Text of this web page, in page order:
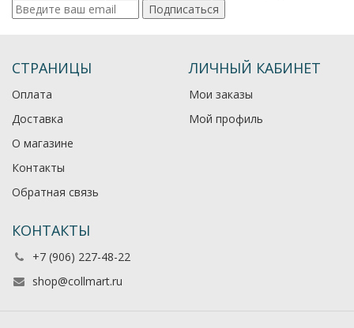
Подписаться
СТРАНИЦЫ
Оплата
Доставка
О магазине
Контакты
Обратная связь
ЛИЧНЫЙ КАБИНЕТ
Мои заказы
Мой профиль
КОНТАКТЫ
+7 (906) 227-48-22
shop@collmart.ru